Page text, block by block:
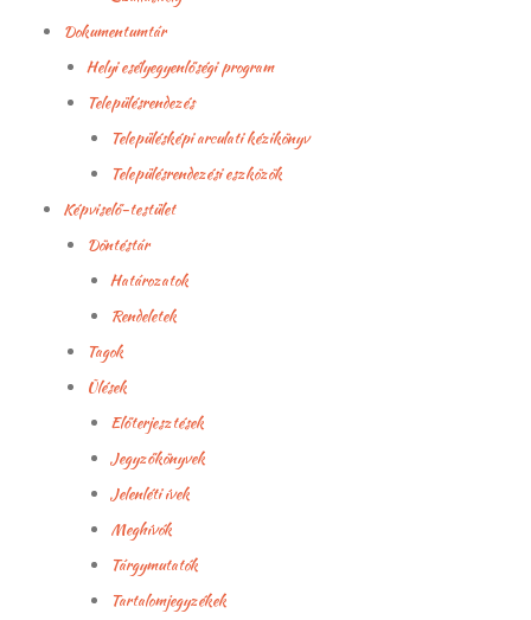
Dokumentumtár
Helyi esélyegyenlőségi program
Településrendezés
Településképi arculati kézikönyv
Településrendezési eszközök
Képviselő-testület
Döntéstár
Határozatok
Rendeletek
Tagok
Ülések
Előterjesztések
Jegyzőkönyvek
Jelenléti ívek
Meghívók
Tárgymutatók
Tartalomjegyzékek